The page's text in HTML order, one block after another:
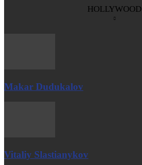
HOLLYWOOD
Makar Dudukalov
Vitaliy Slastianykov